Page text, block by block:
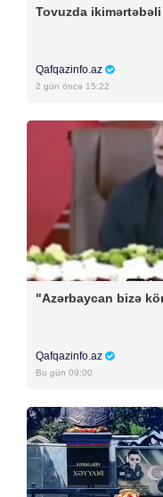
Tovuzda ikimərtəbəli
Qafqazinfo.az
2 gün öncə 15:22
"Azərbaycan bizə
Qafqazinfo.az
Bu gün 09:00